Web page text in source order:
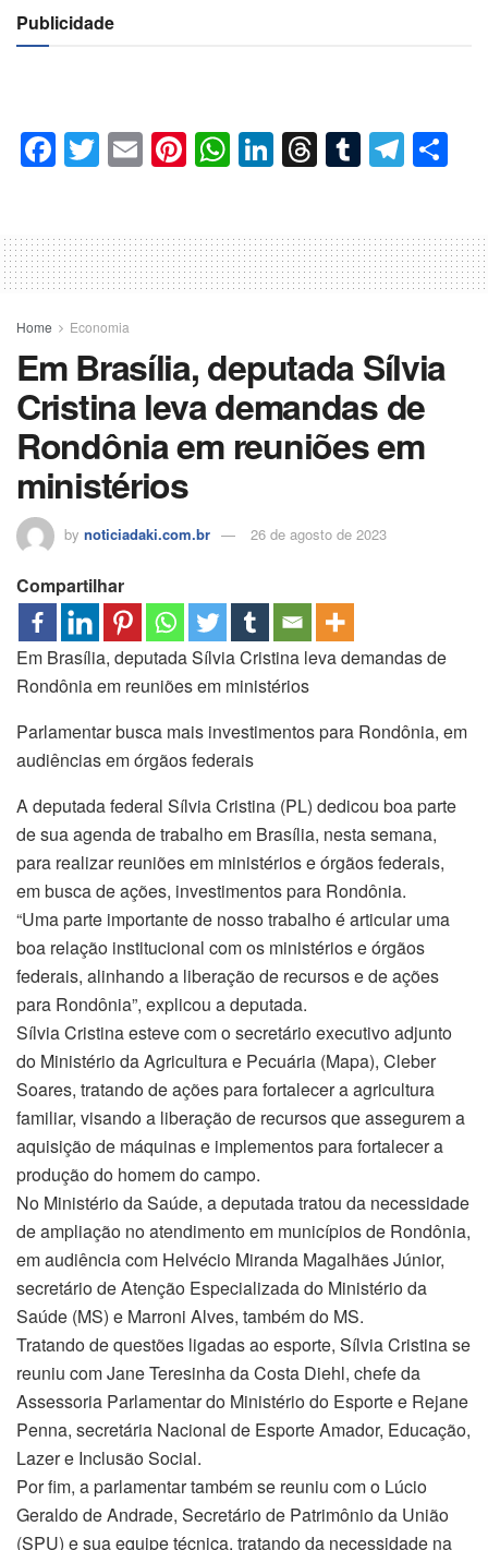
Publicidade
Facebook
Twitter
EmailPinterest
WhatsApp
LinkedIn
Threads
Tumblr
Home Economia
Em Brasília, deputada Sílvia
Cristina leva demandas de
Rondônia em reuniões em
ministérios
by noticiadaki.com.br 26 de agosto de 2023
Compartilhar
Em Brasília, deputada Sílvia Cristina leva demandas de
Rondônia em reuniões em ministérios
Parlamentar busca mais investimentos para Rondônia, em
audiências em órgãos federais
A deputada federal Sílvia Cristina (PL) dedicou boa parte
de sua agenda de trabalho em Brasília, nesta semana,
para realizar reuniões em ministérios e órgãos federais,
em busca de ações, investimentos para Rondônia.
“Uma parte importante de nosso trabalho é articular uma
boa relação institucional com os ministérios e órgãos
federais, alinhando a liberação de recursos e de ações
para Rondônia”, explicou a deputada.
Sílvia Cristina esteve com o secretário executivo adjunto
do Ministério da Agricultura e Pecuária (Mapa), Cleber
Soares, tratando de ações para fortalecer a agricultura
familiar, visando a liberação de recursos que assegurem a
aquisição de máquinas e implementos para fortalecer a
produção do homem do campo.
No Ministério da Saúde, a deputada tratou da necessidade
de ampliação no atendimento em municípios de Rondônia,
em audiência com Helvécio Miranda Magalhães Júnior,
secretário de Atenção Especializada do Ministério da
Saúde (MS) e Marroni Alves, também do MS.
Tratando de questões ligadas ao esporte, Sílvia Cristina se
reuniu com Jane Teresinha da Costa Diehl, chefe da
Assessoria Parlamentar do Ministério do Esporte e Rejane
Penna, secretária Nacional de Esporte Amador, Educação,
Lazer e Inclusão Social.
Por fim, a parlamentar também se reuniu com o Lúcio
Geraldo de Andrade, Secretário de Patrimônio da União
(SPU) e sua equipe técnica, tratando da necessidade na